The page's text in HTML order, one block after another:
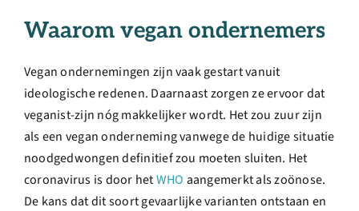
Waarom vegan ondernemers
Vegan ondernemingen zijn vaak gestart vanuit
ideologische redenen. Daarnaast zorgen ze ervoor dat
veganist-zijn nóg makkelijker wordt. Het zou zuur zijn
als een vegan onderneming vanwege de huidige situatie
noodgedwongen definitief zou moeten sluiten. Het
coronavirus is door hetWHO aangemerkt als zoönose.
De kans dat dit soort gevaarlijke varianten ontstaan en